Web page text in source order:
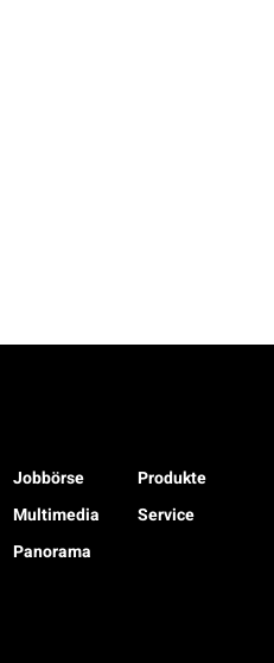
Jobbörse
Multimedia
Panorama
Produkte
Service